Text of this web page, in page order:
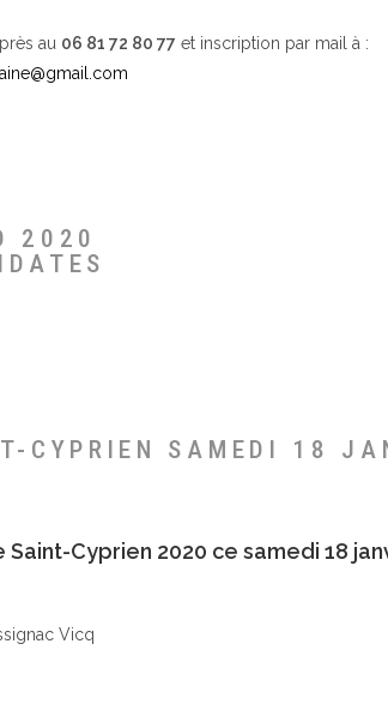
au 06 81 72 80 77 et inscription par mail à :
2020
CYPRIEN SAMEDI 18
Cyprien 2020 ce samedi 18
Vicq